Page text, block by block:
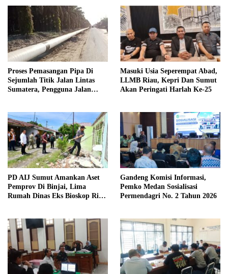
Proses Pemasangan Pipa Di
Sejumlah Titik Jalan Lintas
Sumatera, Pengguna Jalan
Masuki Usia Seperempat Abad,
LLMB Riau, Kepri Dan Sumut
Akan Peringati Harlah Ke-25
PD AIJ Sumut Amankan Aset
Pemprov Di Binjai, Lima
Rumah Dinas Eks Bioskop Ria
Gandeng Komisi Informasi,
Pemko Medan Sosialisasi
Permendagri No. 2 Tahun 2026